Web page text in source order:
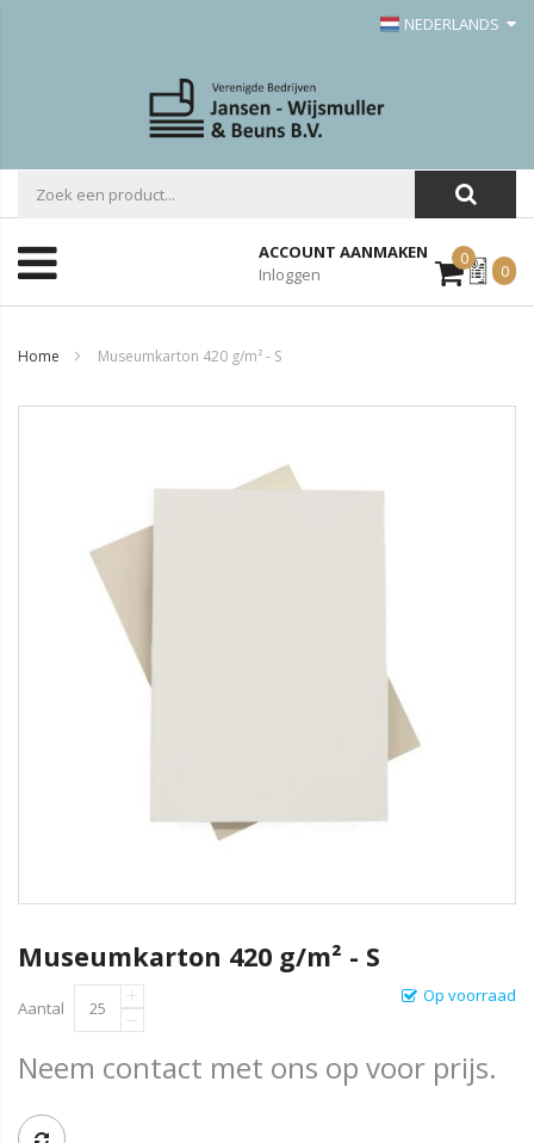
NEDERLANDS
ACCOUNT AANMAKEN
Inloggen
0Mijn
Offerte
0
Home Museumkarton 420 g/m² - S
Museumkarton 420 g/m² - S
Op voorraad
Aantal
Neem contact met ons op voor prijs.